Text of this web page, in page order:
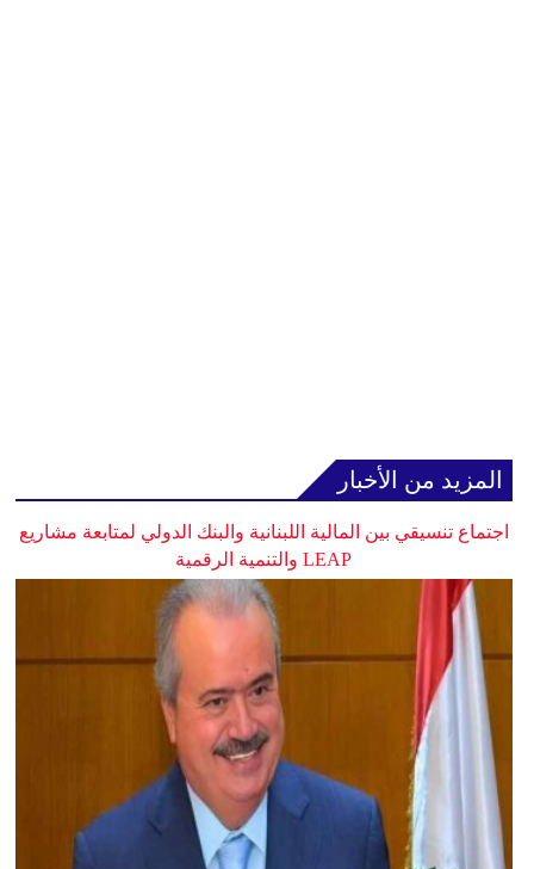
المزيد من الأخبار
اجتماع تنسيقي بين المالية اللبنانية والبنك الدولي لمتابعة مشاريع
LEAP والتنمية الرقمية